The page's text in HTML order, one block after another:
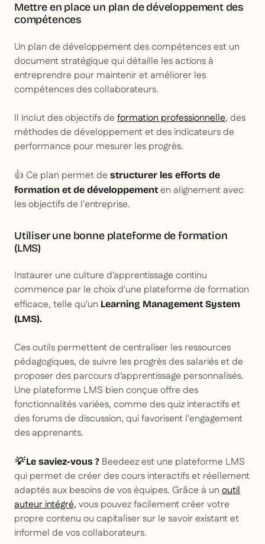
Mettre en place un plan de développement des
compétences
Un plan de développement des compétences est un
document stratégique qui détaille les actions à
entreprendre pour maintenir et améliorer les
compétences des collaborateurs.
Il inclut des objectifs deformation professionnelle, des
méthodes de développement et des indicateurs de
performance pour mesurer les progrès.
👍 Ce plan permet de structurer les efforts de
formation et de développement en alignement avec
les objectifs de l'entreprise.
Utiliser une bonne plateforme de formation
(LMS)
Instaurer une culture d'apprentissage continu
commence par le choix d'une plateforme de formation
efficace, telle qu'un Learning Management System
(LMS).
Ces outils permettent de centraliser les ressources
pédagogiques, de suivre les progrès des salariés et de
proposer des parcours d'apprentissage personnalisés.
Une plateforme LMS bien conçue offre des
fonctionnalités variées, comme des quiz interactifs et
des forums de discussion, qui favorisent l'engagement
des apprenants.
💡 Le saviez-vous ? Beedeez est une plateforme LMS
qui permet de créer des cours interactifs et réellement
adaptés aux besoins de vos équipes. Grâce à un outil
auteur intégré, vous pouvez facilement créer votre
propre contenu ou capitaliser sur le savoir existant et
informel de vos collaborateurs.